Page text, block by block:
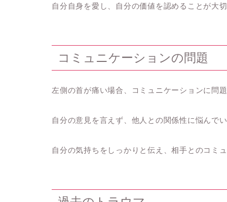
自分自身を愛し、自分の価値を認めることが大
コミュニケーションの問題
左側の首が痛い場合、コミュニケーションに問
自分の意見を言えず、他人との関係性に悩んで
自分の気持ちをしっかりと伝え、相手とのコミ